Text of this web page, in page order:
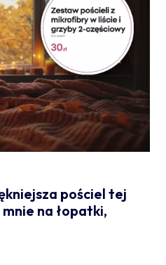
pościel tej
na łopatki,